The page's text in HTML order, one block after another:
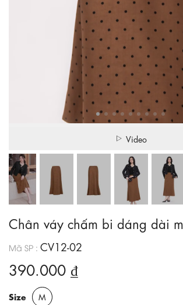
Video
Chân váy chấm bi dáng dài
Mã SP : CV12-02
390.000 ₫
Size M